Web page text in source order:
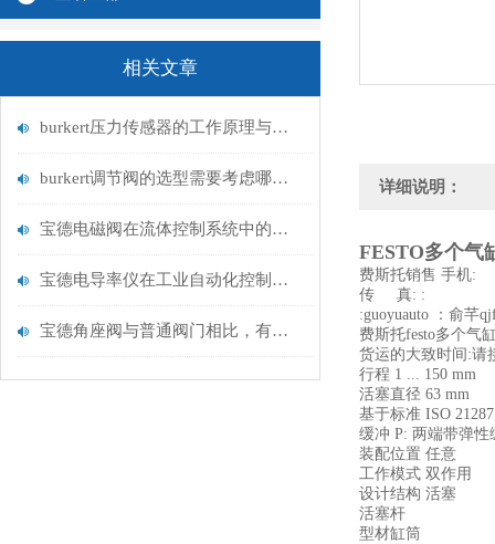
相关文章
burkert压力传感器的工作原理与应用领域
burkert调节阀的选型需要考虑哪些因素？
宝德电磁阀在流体控制系统中的应用
宝德电导率仪在工业自动化控制中的重要性
宝德角座阀与普通阀门相比，有何优势？
详细说明：
FESTO多个气
费斯托销售
传 真: :
:guoyuauto ：俞芊
费斯托festo多个气
货运的大致时间:请
行程 1 ... 150 mm
活塞直径 63 mm
基于标准 ISO 21287
缓冲 P: 两端带弹性
装配位置 任意
工作模式 双作用
设计结构 活塞
活塞杆
型材缸筒